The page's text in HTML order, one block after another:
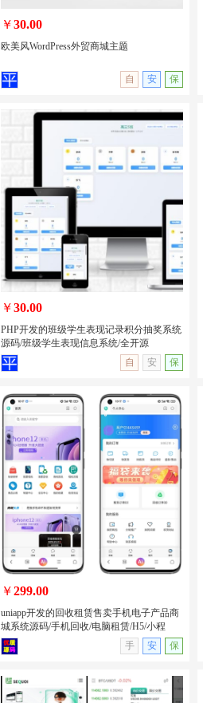
欧美风WordPress外贸商城主题
无演示
￥30.00
欧美风WordPress外贸商城主题
自 安 保
PHP开发的班级学生表现记录积分抽奖
系统源码/班级学生表现信息系统/全开
源
无演示
￥30.00
PHP开发的班级学生表现记录积分抽奖系统
源码/班级学生表现信息系统/全开源
自
安 保
￥299.00
uniapp开发的回收租赁售卖手机电子产品商
城系统源码/手机回收/电脑租赁/H5/小程
序/APP
手 安 保